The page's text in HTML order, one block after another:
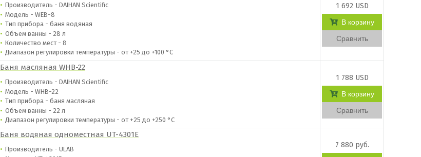
Производитель - DAIHAN Scientific
Модель - WEB-8
Тип прибора - баня водяная
Объем ванны - 28 л
Количество мест - 8
Диапазон регулировки температуры - от +25 до +100 °С
1 692 USD
В корзину
Сравнить
Баня масляная WHB-22
Производитель - DAIHAN Scientific
Модель - WHB-22
Тип прибора - баня масляная
Объем ванны - 22 л
Диапазон регулировки температуры - от +25 до +250 °С
1 788 USD
В корзину
Сравнить
Баня водяная одноместная UT-4301E
Производитель - ULAB
7 880 руб.